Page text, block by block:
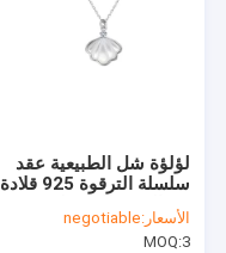
لؤلؤة شل الطبيعية عقد
سلسلة الترقوة 925 قلادة
من الفضة الاسترليني
الأسعار:negotiable
MOQ:3